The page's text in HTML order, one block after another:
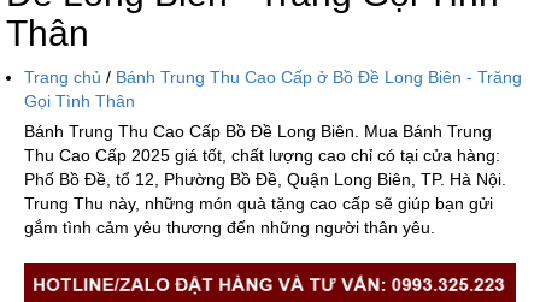
Thân
Trang chủ / Bánh Trung Thu Cao Cấp ở Bồ Đề Long Biên - Trăng
Gọi Tình Thân
Bánh Trung Thu Cao Cấp Bồ Đề Long Biên. Mua Bánh Trung
Thu Cao Cấp 2025 giá tốt, chất lượng cao chỉ có tại cửa hàng:
Phố Bồ Đề, tổ 12, Phường Bồ Đề, Quận Long Biên, TP. Hà Nội.
Trung Thu này, những món quà tặng cao cấp sẽ giúp bạn gửi
gắm tình cảm yêu thương đến những người thân yêu.